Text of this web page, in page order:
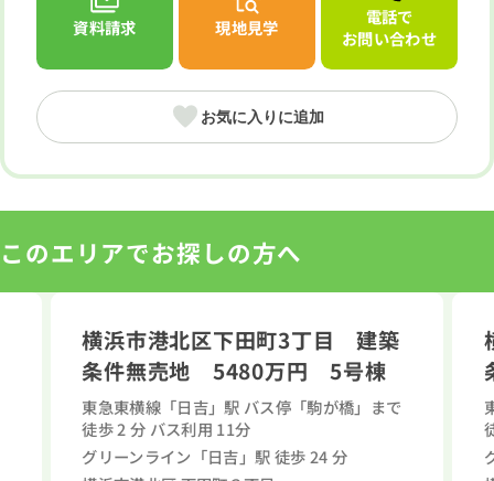
資料請求 現地見学
電話で
お問い合わせ
お気に入りに追加
このエリアでお探しの方へ
横浜市港北区下田町3丁目 建築
条件無売地 5480万円 5号棟
東急東横線「日吉」駅 バス停「駒が橋」まで
徒歩 2 分 バス利用 11分
グリーンライン「日吉」駅 徒歩 24 分